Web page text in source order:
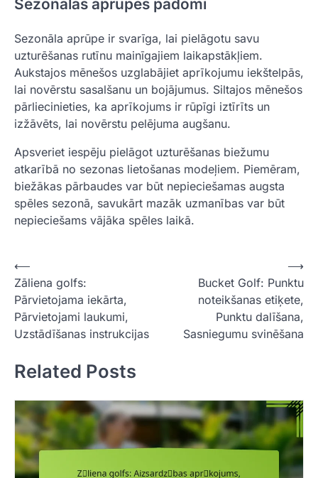
Sezonālas aprūpes padomi
Sezonāla aprūpe ir svarīga, lai pielāgotu savu
uzturēšanas rutīnu mainīgajiem laikapstākļiem.
Aukstajos mēnešos uzglabājiet aprīkojumu iekštelpās,
lai novērstu sasalšanu un bojājumus. Siltajos mēnešos
pārliecinieties, ka aprīkojums ir rūpīgi iztīrīts un
izžāvēts, lai novērstu pelējuma augšanu.
Apsveriet iespēju pielāgot uzturēšanas biežumu
atkarībā no sezonas lietošanas modeļiem. Piemēram,
biežākas pārbaudes var būt nepieciešamas augsta
spēles sezonā, savukārt mazāk uzmanības var būt
nepieciešams vājāka spēles laikā.
P
o
s
t
a
v
i
g
a
⟵
Zāliena golfs:
Pārvietojama iekārta,
Pārvietojami laukumi,
Uzstādīšanas instrukcijas
Bucket Golf: Punktu
noteikšanas etiķete,
Punktu dalīšana,
Sasniegumu svinēšana
⟶
Related Posts